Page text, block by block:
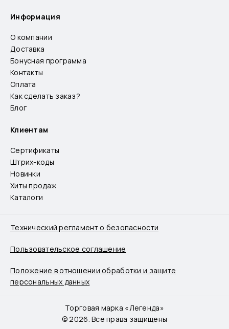
Информация
О компании
Доставка
Бонусная программа
Контакты
Оплата
Как сделать заказ?
Блог
Клиентам
Сертификаты
Штрих-коды
Новинки
Хиты продаж
Каталоги
Технический регламент о безопасности
Пользовательское соглашение
Положение в отношении обработки и защите
персональных данных
Торговая марка «Легенда»
© 2026. Все права защищены